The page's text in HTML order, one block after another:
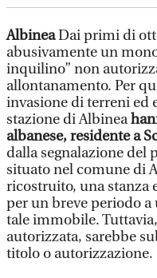
AlbineaDai primi di
abusivamente un
inquilino” non
allontanamento. Per
invasione di terreni ed
stazione di Albinea
albanese, residente a
dalla segnalazione del
situato nel comune di
ricostruito, una stanza
per un breve periodo
tale immobile.
autorizzata, sarebbe
titolo o autorizzazione.